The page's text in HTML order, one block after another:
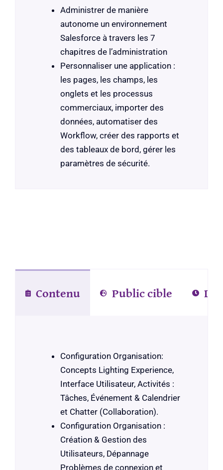
Administrer de manière
autonome un environnement
Salesforce à travers les 7
chapitres de l’administration
Personnaliser une application :
les pages, les champs, les
onglets et les processus
commerciaux, importer des
données, automatiser des
Workflow, créer des rapports et
des tableaux de bord, gérer les
paramètres de sécurité.
Contenu Public cible
Configuration Organisation:
Concepts Lighting Experience,
Interface Utilisateur, Activités :
Tâches, Événement & Calendrier
et Chatter (Collaboration).
Configuration Organisation :
Création & Gestion des
Utilisateurs, Dépannage
Problèmes de connexion et